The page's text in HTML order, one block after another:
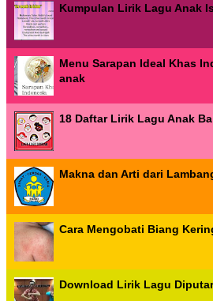
Kumpulan Lirik Lagu Anak
Menu Sarapan Ideal Khas
anak
18 Daftar Lirik Lagu Anak
Makna dan Arti dari
Cara Mengobati Biang
Download Lirik Lagu